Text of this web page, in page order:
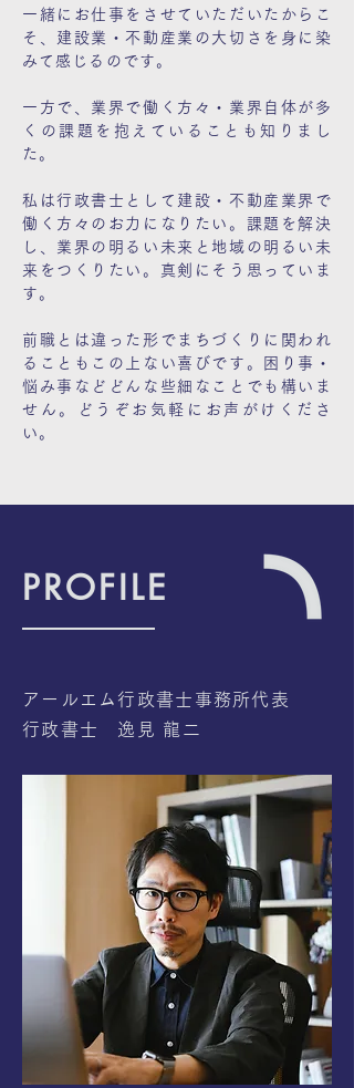
一緒にお仕事をさせていただいたからこ
そ、建設業・不動産業の大切さを身に染
みて感じるのです。
一方で、業界で働く方々・業界自体が多
くの課題を抱えていることも知りまし
た。
私は行政書士として建設・不動産業界で
働く方々のお力になりたい。課題を解決
し、業界の明るい未来と地域の明るい未
来をつくりたい。真剣にそう思っていま
す。
前職とは違った形でまちづくりに関われ
ることもこの上ない喜びです。困り事・
悩み事などどんな些細なことでも構いま
せん。どうぞお気軽にお声がけくださ
い。
PROFILE
アールエム行政書士事務所代表
行政書士 逸見 龍二